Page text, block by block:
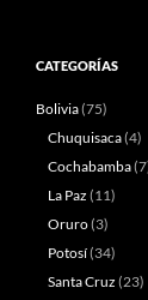
CATEGORÍAS
Bolivia(75)
Chuquisaca(4)
Cochabamba
La Paz (11)
Oruro(3)
Potosí(34)
Santa Cruz (23)